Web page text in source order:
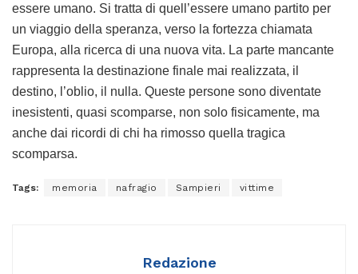
essere umano. Si tratta di quell’essere umano partito per
un viaggio della speranza, verso la fortezza chiamata
Europa, alla ricerca di una nuova vita. La parte mancante
rappresenta la destinazione finale mai realizzata, il
destino, l’oblio, il nulla. Queste persone sono diventate
inesistenti, quasi scomparse, non solo fisicamente, ma
anche dai ricordi di chi ha rimosso quella tragica
scomparsa.
Tags: memoria nafragio Sampieri vittime
Redazione